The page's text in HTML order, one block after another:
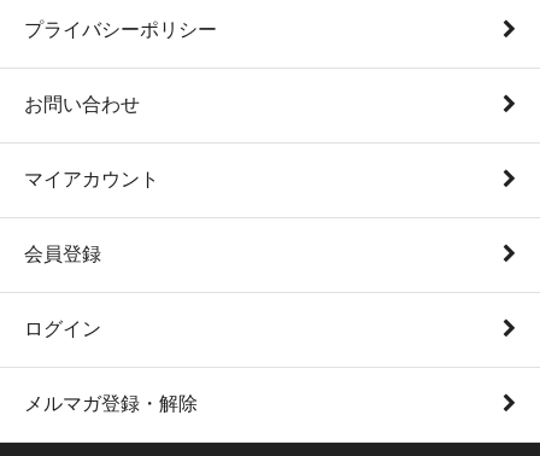
プライバシーポリシー
お問い合わせ
マイアカウント
会員登録
ログイン
メルマガ登録・解除